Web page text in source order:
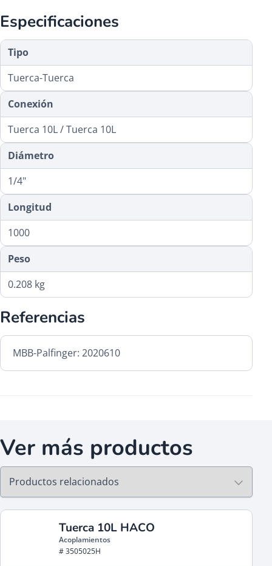
Especificaciones
Tipo
Tuerca-Tuerca
Conexión
Tuerca 10L / Tuerca 10L
Diámetro
1/4"
Longitud
1000
Peso
0.208 kg
Referencias
MBB-Palfinger: 2020610
Ver más productos
Tuerca 10L HACO
Acoplamientos
# 3505025H